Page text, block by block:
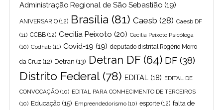
Administração Regional de São Sebastião (19)
ANIVERSARIO (12) Brasília (81) Caesb (28) Caesb DF
(11) CCBB (12) Cecilia Peixoto (20) Cecília Peixoto Psicóloga
(10) Codhab (11) Covid-19 (19) deputado distrital Rogério Morro
da Cruz (12) Detran (13) Detran DF(64) DF (38)
Distrito Federal(78) EDITAL (18) EDITAL DE
CONVOCAÇÃO (10) EDITAL PARA CONHECIMENTO DE TERCEIROS
(10) Educação (15) Empreendedorismo (10) esporte (12) falta de